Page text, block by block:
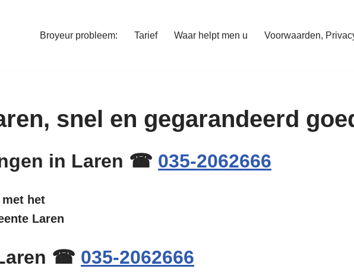
Broyeur probleem: Tarief Waar helpt men u Voorwaarden,
snel en gegarandeerd
in Laren ☎ 035-2062666
het
Laren
☎ 035-2062666